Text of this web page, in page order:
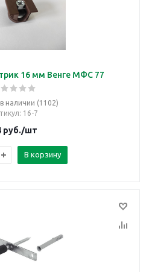
16 мм Венге МФС 77
наличии (1102)
: 16-7
руб./шт
В корзину